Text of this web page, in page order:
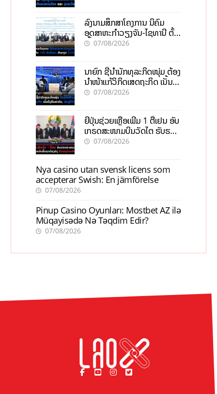
ລົງນາມສຶກສາໂຄງການ ນິຄົມ
ອຸດສາຫະກຳວຽງຈັນ-ໄຊທານີ ຕັ້ງ
ເປົ້າດຶງທຶນ 150 ລ້ານໂດລາ, ສ້າງ
07/08/2026
ນາຍົກ ຊີ້ນຳນັກທຸລະກິດໜຸ່ມ ຕ້ອງ
ນຳໜ້າແກ້ວິກິດເສດຖະກິດ ເນັ້ນດຶງ
ທຶນສາກົນ, ຫັນສູ່ດິຈິຕອນ
07/08/2026
ຍີ່ປຸ່ນຊ່ວຍເຫຼືອເພີ່ມ 1 ຕື້ເຢນ ອັບ
ເກຣດສະໜາມບິນວັດໄຕ ຮັບຮອງ
ການເຕີບໂຕ
07/08/2026
Nya casino utan svensk licens som
accepterar Swish: En jämförelse
07/08/2026
Pinup Casino Oyunları: Mostbet AZ ilə
Müqayisədə Nə Təqdim Edir?
07/08/2026